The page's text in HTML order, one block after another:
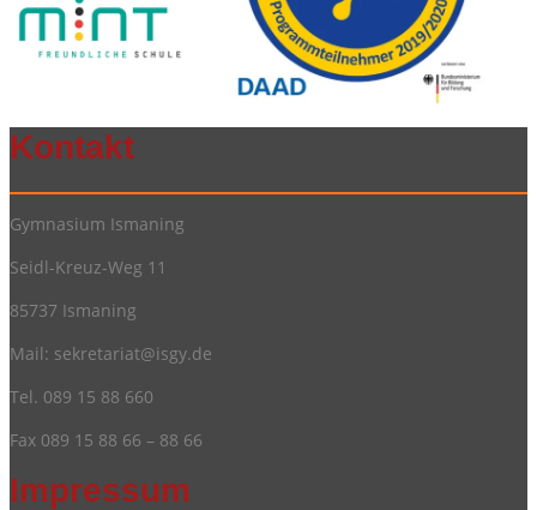
Kontakt
Gymnasium Ismaning
Seidl-Kreuz-Weg 11
85737 Ismaning
Mail: sekretariat@isgy.de
Tel. 089 15 88 660
Fax 089 15 88 66 – 88 66
Impressum